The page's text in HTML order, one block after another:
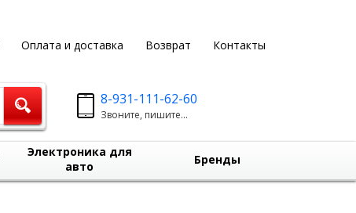
Оплата и доставка Возврат Контакты
8-931-111-62-60
Звоните, пишите...
Электроника для
авто
Бренды